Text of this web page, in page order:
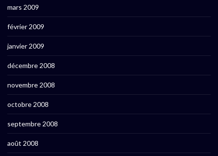
mars 2009
février 2009
janvier 2009
décembre 2008
novembre 2008
octobre 2008
septembre 2008
août 2008